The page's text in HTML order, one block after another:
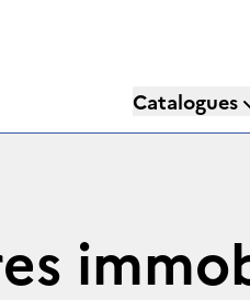
Catalogues